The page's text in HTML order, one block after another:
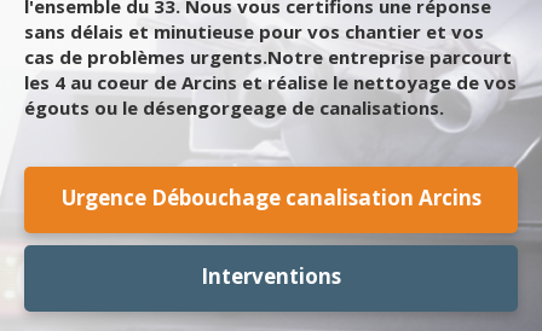
l'ensemble du 33. Nous vous certifions une réponse
sans délais et minutieuse pour vos chantier et vos
cas de problèmes urgents.Notre entreprise parcourt
les 4 au coeur de Arcins et réalise le nettoyage de vos
égouts ou le désengorgeage de canalisations.
Urgence Débouchage canalisation Arcins
Interventions